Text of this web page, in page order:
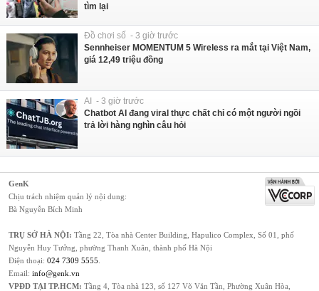
tìm lại
Đồ chơi số - 3 giờ trước
Sennheiser MOMENTUM 5 Wireless ra mắt tại Việt Nam,
giá 12,49 triệu đồng
AI - 3 giờ trước
Chatbot AI đang viral thực chất chỉ có một người ngồi
trả lời hàng nghìn câu hỏi
GenK
Chịu trách nhiệm quản lý nội dung:
Bà Nguyễn Bích Minh
TRỤ SỞ HÀ NỘI: Tầng 22, Tòa nhà Center Building, Hapulico Complex, Số 01, phố
Nguyễn Huy Tưởng, phường Thanh Xuân, thành phố Hà Nội
Điện thoại: 024 7309 5555
Email: info@genk.vn
VPĐD TẠI TP.HCM: Tầng 4, Tòa nhà 123, số 127 Võ Văn Tần, Phường Xuân Hòa,